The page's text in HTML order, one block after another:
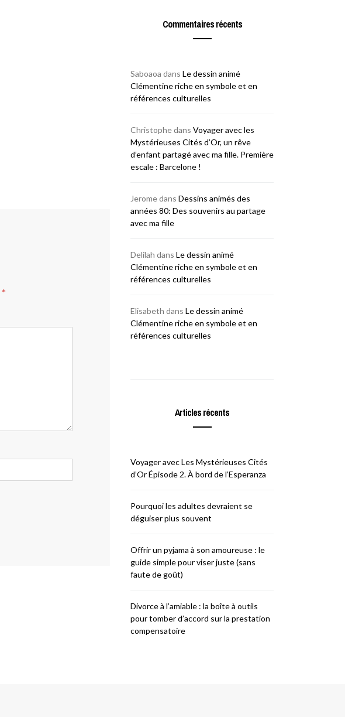
*
Commentaires récents
Saboaoa dans Le dessin animé
Clémentine riche en symbole et en
références culturelles
Christophedans Voyager avec les
Mystérieuses Cités d’Or, un rêve
d’enfant partagé avec ma fille. Première
escale : Barcelone !
Jeromedans Dessins animés des
années 80: Des souvenirs au partage
avec ma fille
Delilah dans Le dessin animé
Clémentine riche en symbole et en
références culturelles
Elisabeth dans Le dessin animé
Clémentine riche en symbole et en
références culturelles
Articles récents
Voyager avec Les Mystérieuses Cités
d’Or Épisode 2. À bord de l’Esperanza
Pourquoi les adultes devraient se
déguiser plus souvent
Offrir un pyjama à son amoureuse : le
guide simple pour viser juste (sans
faute de goût)
Divorce à l’amiable : la boîte à outils
pour tomber d’accord sur la prestation
compensatoire